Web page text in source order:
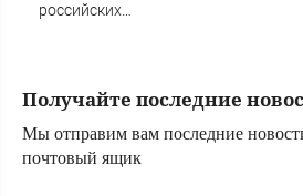
российских
Получайте последние
Мы отправим вам последние
почтовый ящик